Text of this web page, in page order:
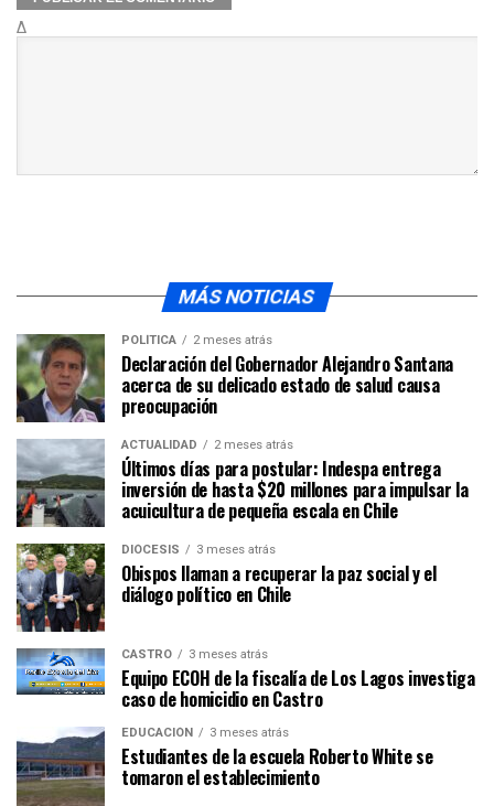
Δ
MÁS NOTICIAS
POLÍTICA 2 meses atrás
Declaración del Gobernador Alejandro Santana
acerca de su delicado estado de salud causa
preocupación
ACTUALIDAD 2 meses atrás
Últimos días para postular: Indespa entrega
inversión de hasta $20 millones para impulsar la
acuicultura de pequeña escala en Chile
DIÓCESIS 3 meses atrás
Obispos llaman a recuperar la paz social y el
diálogo político en Chile
CASTRO 3 meses atrás
Equipo ECOH de la fiscalía de Los Lagos investiga
caso de homicidio en Castro
EDUCACIÓN 3 meses atrás
Estudiantes de la escuela Roberto White se
tomaron el establecimiento